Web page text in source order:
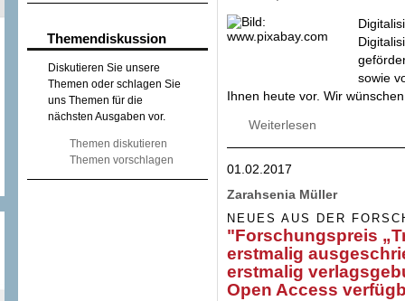
Themendiskussion
Diskutieren Sie unsere
Themen oder schlagen Sie
uns Themen für die
nächsten Ausgaben vor.
Themen diskutieren
Themen vorschlagen
sowie
Ihnen heute vor. Wir
Weiterlesen
01.02.2017
Zarahsenia Müller
NEUES AUS DER
"Forschungspreis
erstmalig
erstmalig
Open Access